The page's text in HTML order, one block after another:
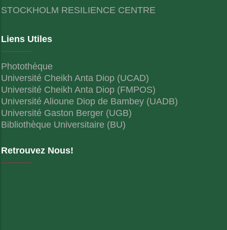
STOCKHOLM RESILIENCE CENTRE
Liens Utiles
Photothèque
Université Cheikh Anta Diop (UCAD)
Université Cheikh Anta Diop (FMPOS)
Université Alioune Diop de Bambey (UADB)
Université Gaston Berger (UGB)
Bibliothèque Universitaire (BU)
Retrouvez Nous!